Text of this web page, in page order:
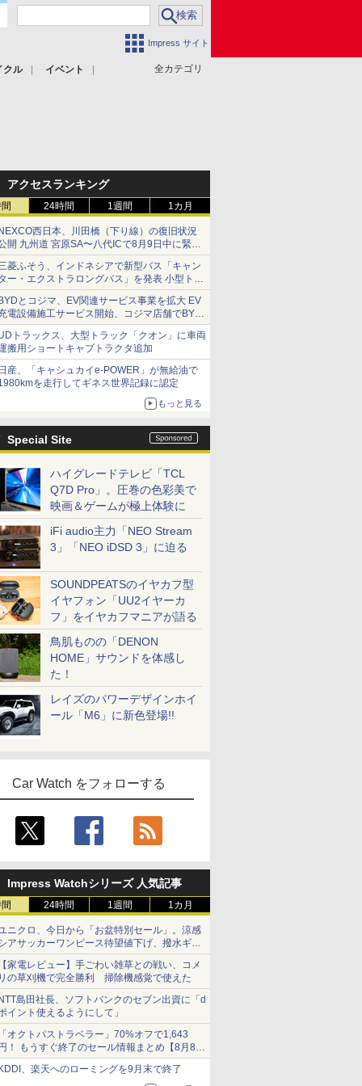
Impress サイト
全カテゴリ
クル
イベント
アクセスランキング
24時間 1週間 1カ月
NEXCO西日本、川田橋（下り線）の復旧状況
開 九州道 宮原SA〜八代ICで8月9日中に緊急
両を通行可能に
菱ふそう、インドネシアで新型バス「キャン
ー・エクストラロングバス」を発表 小型トラ
クベースの観光・旅客輸送向けバス
BYDとコジマ、EV関連サービス事業を拡大 EV
電設備施工サービス開始、コジマ店舗でBYD
の展示・試乗イベントを強化
トラックス、大型トラック「クオン」に車両
搬用ショートキャブトラクタ追加
日産、「キャシュカイe-POWER」が無給油で
を走行してギネス世界記録に認定
もっと見る
Special Site
ハイグレードテレビ「TCL
Q7D Pro」。圧巻の色彩美で
映画＆ゲームが極上体験に
iFi audio主力「NEO Stream
3」「NEO iDSD 3」に迫る
SOUNDPEATSのイヤカフ型
イヤフォン「UU2イヤーカ
フ」をイヤカフマニアが語る
鳥肌ものの「DENON
HOME」サウンドを体感し
た！
レイズのパワーデザインホイ
ール「M6」に新色登場!!
Car Watch をフォローする
Impress Watchシリーズ 人気記事
24時間 1週間 1カ月
ニクロ、今日から「お盆特別セール」。涼感
アサッカーワンピース待望値下げ、撥水ギア
ョーツは1990円に
【家電レビュー】手ごわい雑草との戦い、コメ
リの草刈機で完全勝利 掃除機感覚で使えた
NTT島田社長、ソフトバンクのセブン出資に「d
イント使えるようにして」
「オクトパストラベラー」70%オフで1,643
円！ もうすぐ終了のセール情報まとめ【8月8日
新】
ンテンドーeショップでは「大神 絶景版」が
KDDI、楽天へのローミングを9月末で終了